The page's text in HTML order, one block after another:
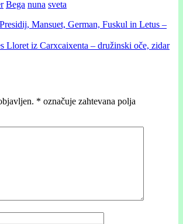
Bega nuna sveta
Mansuet, German, Fuskul in Letus –
Lloret iz Carxcaixenta – družinski oče, zidar
* označuje zahtevana polja